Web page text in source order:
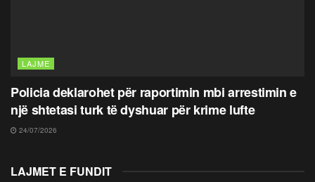
LAJME
Policia deklarohet për raportimin mbi arrestimin e
një shtetasi turk të dyshuar për krime lufte
24/07/2026
LAJMET E FUNDIT